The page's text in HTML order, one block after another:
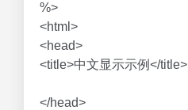
%>
<html>
<head>
<title>中文显示示例</title>
</head>